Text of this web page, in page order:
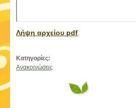
Λήψη αρχείου pdf
Κατηγορίες:
Ανακοινώσεις